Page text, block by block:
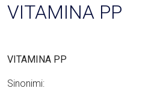
VITAMINA PP
VITAMINA PP
Sinonimi: